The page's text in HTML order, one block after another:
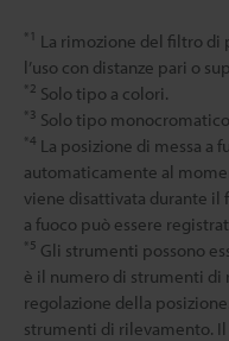
*1 La rimozione del filtro di
l’uso con distanze pari o
*2 Solo tipo a colori.
*3 Solo tipo
*4 La posizione di messa a
automaticamente al
viene disattivata durante il
a fuoco può essere
*5 Gli strumenti possono
è il numero di strumenti di
regolazione della
strumenti di rilevamento.